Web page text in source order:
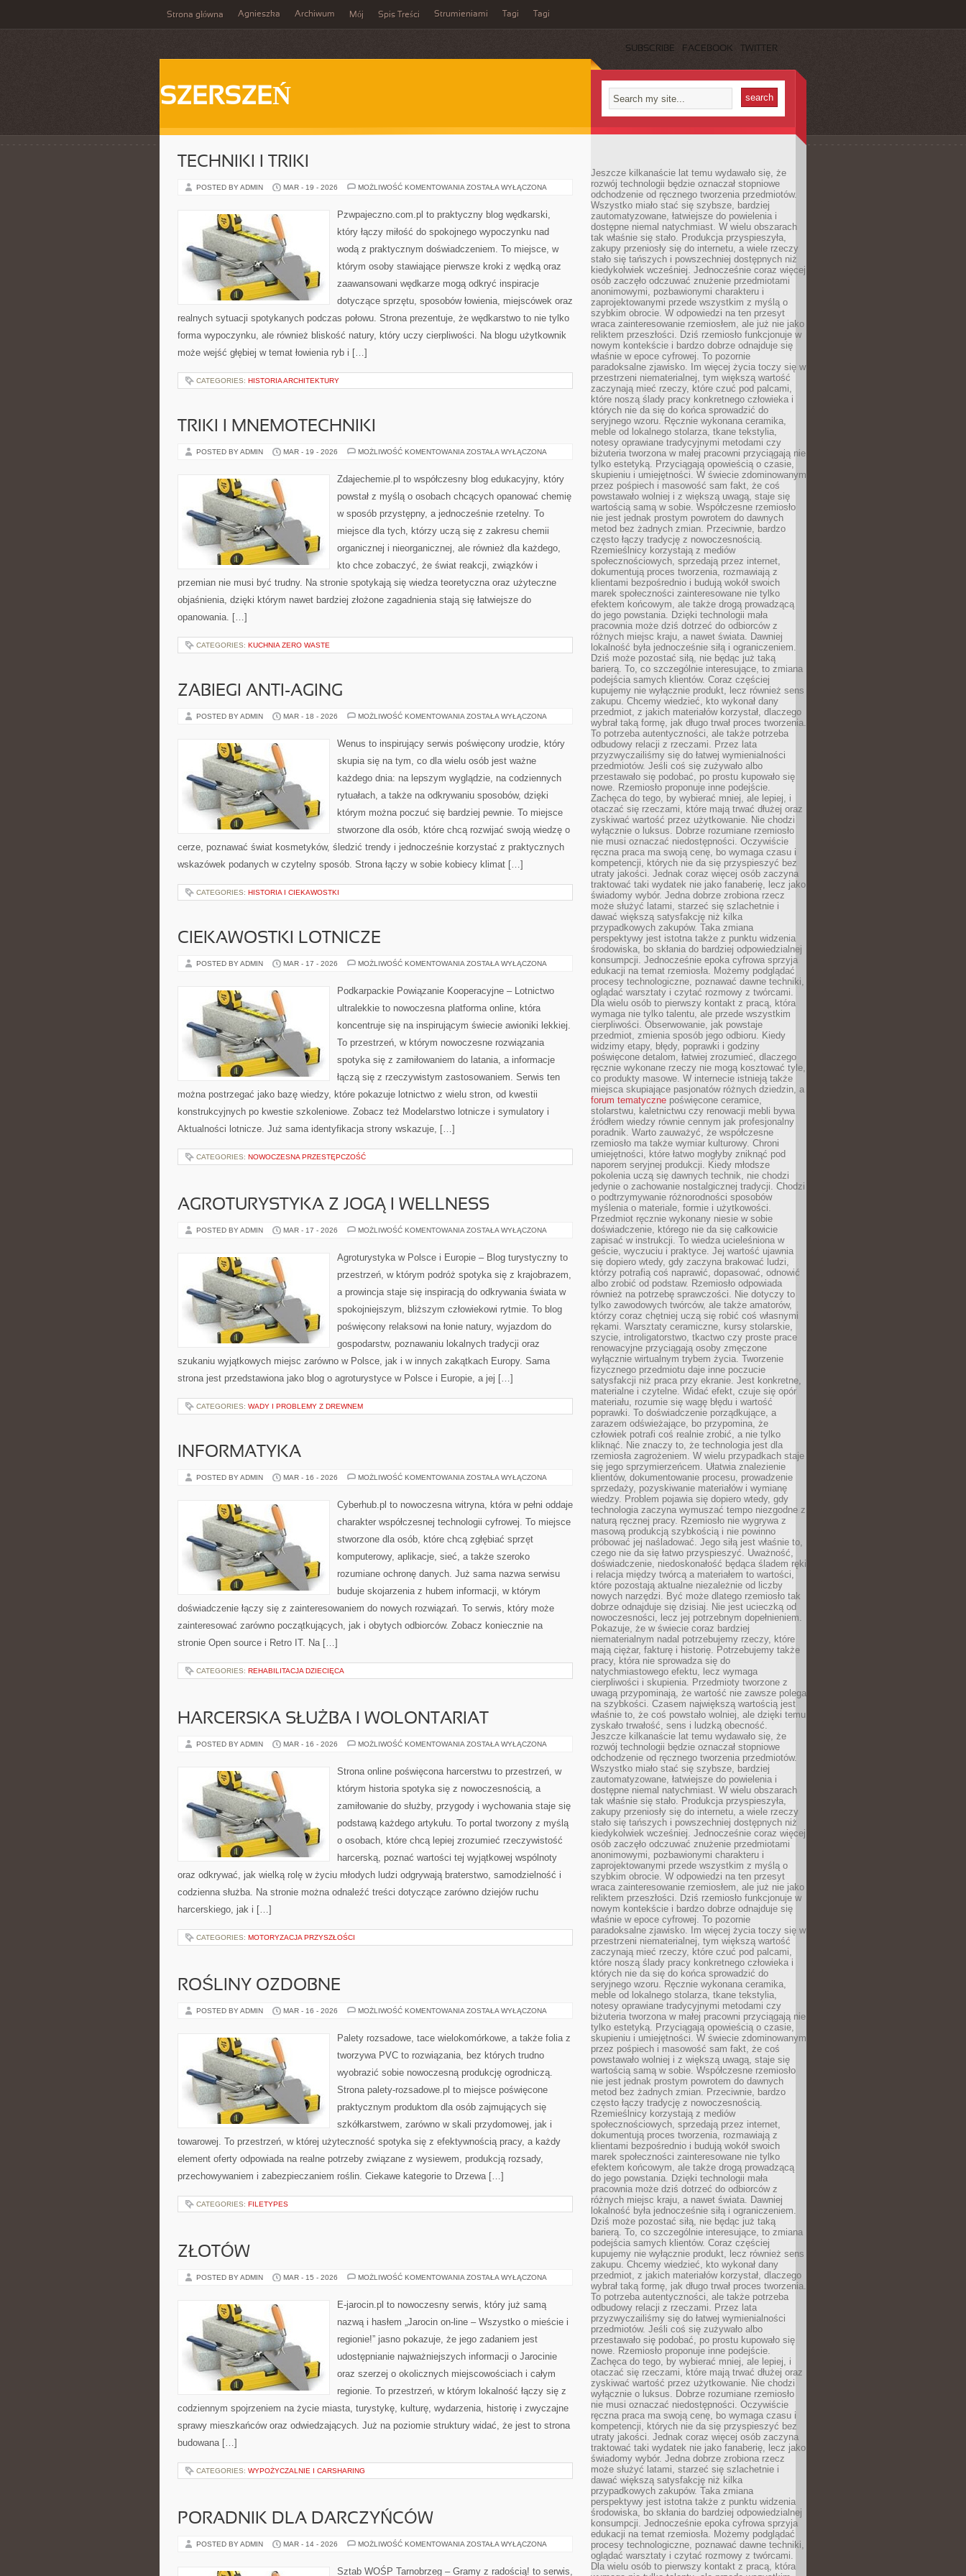
Strona główna Agnieszka Archiwum Mój Spis Treści Strumieniami Tagi Tagi
SUBSCRIBE FACEBOOK TWITTER
SZERSZEŃ
TECHNIKI I TRIKI
POSTED BY ADMIN MAR - 19 - 2026 MOŻLIWOŚĆ KOMENTOWANIA TECHNIKI
ZOSTAŁA WYŁĄCZONA
Pzwpajeczno.com.pl to praktyczny blog wędkarski,
który łączy miłość do spokojnego wypoczynku nad
wodą z praktycznym doświadczeniem. To miejsce, w
którym osoby stawiające pierwsze kroki z wędką oraz
zaawansowani wędkarze mogą odkryć inspiracje
dotyczące sprzętu, sposobów łowienia, miejscówek oraz
realnych sytuacji spotykanych podczas połowu. Strona prezentuje, że wędkarstwo to nie tylko
forma wypoczynku, ale również bliskość natury, który uczy cierpliwości. Na blogu użytkownik
może wejść głębiej w temat łowienia ryb i […]
CATEGORIES: HISTORIA ARCHITEKTURY
TRIKI I MNEMOTECHNIKI
POSTED BY ADMIN MAR - 19 - 2026 MOŻLIWOŚĆ KOMENTOWANIA TRIKI
ZOSTAŁA WYŁĄCZONA
Zdajechemie.pl to współczesny blog edukacyjny, który
powstał z myślą o osobach chcących opanować chemię
w sposób przystępny, a jednocześnie rzetelny. To
miejsce dla tych, którzy uczą się z zakresu chemii
organicznej i nieorganicznej, ale również dla każdego,
kto chce zobaczyć, że świat reakcji, związków i
przemian nie musi być trudny. Na stronie spotykają się wiedza teoretyczna oraz użyteczne
objaśnienia, dzięki którym nawet bardziej złożone zagadnienia stają się łatwiejsze do
opanowania. […]
CATEGORIES: KUCHNIA ZERO WASTE
ZABIEGI ANTI-AGING
POSTED BY ADMIN MAR - 18 - 2026 MOŻLIWOŚĆ KOMENTOWANIA ZABIEGI
ZOSTAŁA WYŁĄCZONA
Wenus to inspirujący serwis poświęcony urodzie, który
skupia się na tym, co dla wielu osób jest ważne
każdego dnia: na lepszym wyglądzie, na codziennych
rytuałach, a także na odkrywaniu sposobów, dzięki
którym można poczuć się bardziej pewnie. To miejsce
stworzone dla osób, które chcą rozwijać swoją wiedzę o
cerze, poznawać świat kosmetyków, śledzić trendy i jednocześnie korzystać z praktycznych
wskazówek podanych w czytelny sposób. Strona łączy w sobie kobiecy klimat […]
CATEGORIES: HISTORIA I CIEKAWOSTKI
CIEKAWOSTKI LOTNICZE
POSTED BY ADMIN MAR - 17 - 2026 MOŻLIWOŚĆ KOMENTOWANIA CIEKAWOSTKI
ZOSTAŁA WYŁĄCZONA
Podkarpackie Powiązanie Kooperacyjne – Lotnictwo
ultralekkie to nowoczesna platforma online, która
koncentruje się na inspirującym świecie awioniki lekkiej.
To przestrzeń, w którym nowoczesne rozwiązania
spotyka się z zamiłowaniem do latania, a informacje
łączą się z rzeczywistym zastosowaniem. Serwis ten
można postrzegać jako bazę wiedzy, które pokazuje lotnictwo z wielu stron, od kwestii
konstrukcyjnych po kwestie szkoleniowe. Zobacz też Modelarstwo lotnicze i symulatory i
Aktualności lotnicze. Już sama identyfikacja strony wskazuje, […]
CATEGORIES: NOWOCZESNA PRZESTĘPCZOŚĆ
AGROTURYSTYKA Z JOGĄ I WELLNESS
POSTED BY ADMIN MAR - 17 - 2026 MOŻLIWOŚĆ KOMENTOWANIA AGROTURYSTYKA
WELLNESS
ZOSTAŁA WYŁĄCZONA
Agroturystyka w Polsce i Europie – Blog turystyczny to
przestrzeń, w którym podróż spotyka się z krajobrazem,
a prowincja staje się inspiracją do odkrywania świata w
spokojniejszym, bliższym człowiekowi rytmie. To blog
poświęcony relaksowi na łonie natury, wyjazdom do
gospodarstw, poznawaniu lokalnych tradycji oraz
szukaniu wyjątkowych miejsc zarówno w Polsce, jak i w innych zakątkach Europy. Sama
strona jest przedstawiona jako blog o agroturystyce w Polsce i Europie, a jej […]
CATEGORIES: WADY I PROBLEMY Z DREWNEM
INFORMATYKA
POSTED BY ADMIN MAR - 16 - 2026 MOŻLIWOŚĆ KOMENTOWANIA INFORMATYKA
ZOSTAŁA WYŁĄCZONA
Cyberhub.pl to nowoczesna witryna, która w pełni oddaje
charakter współczesnej technologii cyfrowej. To miejsce
stworzone dla osób, które chcą zgłębiać sprzęt
komputerowy, aplikacje, sieć, a także szeroko
rozumiane ochronę danych. Już sama nazwa serwisu
buduje skojarzenia z hubem informacji, w którym
doświadczenie łączy się z zainteresowaniem do nowych rozwiązań. To serwis, który może
zainteresować zarówno początkujących, jak i obytych odbiorców. Zobacz koniecznie na
stronie Open source i Retro IT. Na […]
CATEGORIES: REHABILITACJA DZIECIĘCA
HARCERSKA SŁUŻBA I WOLONTARIAT
POSTED BY ADMIN MAR - 16 - 2026 MOŻLIWOŚĆ KOMENTOWANIA HARCERSKA
WOLONTARIAT
ZOSTAŁA WYŁĄCZONA
Strona online poświęcona harcerstwu to przestrzeń, w
którym historia spotyka się z nowoczesnością, a
zamiłowanie do służby, przygody i wychowania staje się
podstawą każdego artykułu. To portal tworzony z myślą
o osobach, które chcą lepiej zrozumieć rzeczywistość
harcerską, poznać wartości tej wyjątkowej wspólnoty
oraz odkrywać, jak wielką rolę w życiu młodych ludzi odgrywają braterstwo, samodzielność i
codzienna służba. Na stronie można odnaleźć treści dotyczące zarówno dziejów ruchu
harcerskiego, jak i […]
CATEGORIES: MOTORYZACJA PRZYSZŁOŚCI
ROŚLINY OZDOBNE
POSTED BY ADMIN MAR - 16 - 2026 MOŻLIWOŚĆ KOMENTOWANIA ROŚLINY
ZOSTAŁA WYŁĄCZONA
Palety rozsadowe, tace wielokomórkowe, a także folia z
tworzywa PVC to rozwiązania, bez których trudno
wyobrazić sobie nowoczesną produkcję ogrodniczą.
Strona palety-rozsadowe.pl to miejsce poświęcone
praktycznym produktom dla osób zajmujących się
szkółkarstwem, zarówno w skali przydomowej, jak i
towarowej. To przestrzeń, w której użyteczność spotyka się z efektywnością pracy, a każdy
element oferty odpowiada na realne potrzeby związane z wysiewem, produkcją rozsady,
przechowywaniem i zabezpieczaniem roślin. Ciekawe kategorie to Drzewa […]
CATEGORIES: FILETYPES
ZŁOTÓW
POSTED BY ADMIN MAR - 15 - 2026 MOŻLIWOŚĆ KOMENTOWANIA ZŁOTÓW
ZOSTAŁA WYŁĄCZONA
E-jarocin.pl to nowoczesny serwis, który już samą
nazwą i hasłem „Jarocin on-line – Wszystko o mieście i
regionie!” jasno pokazuje, że jego zadaniem jest
udostępnianie najważniejszych informacji o Jarocinie
oraz szerzej o okolicznych miejscowościach i całym
regionie. To przestrzeń, w którym lokalność łączy się z
codziennym spojrzeniem na życie miasta, turystykę, kulturę, wydarzenia, historię i zwyczajne
sprawy mieszkańców oraz odwiedzających. Już na poziomie struktury widać, że jest to strona
budowana […]
CATEGORIES: WYPOŻYCZALNIE I CARSHARING
PORADNIK DLA DARCZYŃCÓW
POSTED BY ADMIN MAR - 14 - 2026 MOŻLIWOŚĆ KOMENTOWANIA PORADNIK
ZOSTAŁA WYŁĄCZONA
Sztab WOŚP Tarnobrzeg – Gramy z radością! to serwis,
Jeszcze kilkanaście lat temu wydawało się, że
rozwój technologii będzie oznaczał stopniowe
odchodzenie od ręcznego tworzenia przedmiotów.
Wszystko miało stać się szybsze, bardziej
zautomatyzowane, łatwiejsze do powielenia i
dostępne niemal natychmiast. W wielu obszarach
tak właśnie się stało. Produkcja przyspieszyła,
zakupy przeniosły się do internetu, a wiele rzeczy
stało się tańszych i powszechniej dostępnych niż
kiedykolwiek wcześniej. Jednocześnie coraz więcej
osób zaczęło odczuwać znużenie przedmiotami
anonimowymi, pozbawionymi charakteru i
zaprojektowanymi przede wszystkim z myślą o
szybkim obrocie. W odpowiedzi na ten przesyt
wraca zainteresowanie rzemiosłem, ale już nie jako
reliktem przeszłości. Dziś rzemiosło funkcjonuje w
nowym kontekście i bardzo dobrze odnajduje się
właśnie w epoce cyfrowej. To pozornie
paradoksalne zjawisko. Im więcej życia toczy się w
przestrzeni niematerialnej, tym większą wartość
zaczynają mieć rzeczy, które czuć pod palcami,
które noszą ślady pracy konkretnego człowieka i
których nie da się do końca sprowadzić do
seryjnego wzoru. Ręcznie wykonana ceramika,
meble od lokalnego stolarza, tkane tekstylia,
notesy oprawiane tradycyjnymi metodami czy
biżuteria tworzona w małej pracowni przyciągają nie
tylko estetyką. Przyciągają opowieścią o czasie,
skupieniu i umiejętności. W świecie zdominowanym
przez pośpiech i masowość sam fakt, że coś
powstawało wolniej i z większą uwagą, staje się
wartością samą w sobie. Współczesne rzemiosło
nie jest jednak prostym powrotem do dawnych
metod bez żadnych zmian. Przeciwnie, bardzo
często łączy tradycję z nowoczesnością.
Rzemieślnicy korzystają z mediów
społecznościowych, sprzedają przez internet,
dokumentują proces tworzenia, rozmawiają z
klientami bezpośrednio i budują wokół swoich
marek społeczności zainteresowane nie tylko
efektem końcowym, ale także drogą prowadzącą
do jego powstania. Dzięki technologii mała
pracownia może dziś dotrzeć do odbiorców z
różnych miejsc kraju, a nawet świata. Dawniej
lokalność była jednocześnie siłą i ograniczeniem.
Dziś może pozostać siłą, nie będąc już taką
barierą. To, co szczególnie interesujące, to zmiana
podejścia samych klientów. Coraz częściej
kupujemy nie wyłącznie produkt, lecz również sens
zakupu. Chcemy wiedzieć, kto wykonał dany
przedmiot, z jakich materiałów korzystał, dlaczego
wybrał taką formę, jak długo trwał proces tworzenia.
To potrzeba autentyczności, ale także potrzeba
odbudowy relacji z rzeczami. Przez lata
przyzwyczailiśmy się do łatwej wymienialności
przedmiotów. Jeśli coś się zużywało albo
przestawało się podobać, po prostu kupowało się
nowe. Rzemiosło proponuje inne podejście.
Zachęca do tego, by wybierać mniej, ale lepiej, i
otaczać się rzeczami, które mają trwać dłużej oraz
zyskiwać wartość przez użytkowanie. Nie chodzi
wyłącznie o luksus. Dobrze rozumiane rzemiosło
nie musi oznaczać niedostępności. Oczywiście
ręczna praca ma swoją cenę, bo wymaga czasu i
kompetencji, których nie da się przyspieszyć bez
utraty jakości. Jednak coraz więcej osób zaczyna
traktować taki wydatek nie jako fanaberię, lecz jako
świadomy wybór. Jedna dobrze zrobiona rzecz
może służyć latami, starzeć się szlachetnie i
dawać większą satysfakcję niż kilka
przypadkowych zakupów. Taka zmiana
perspektywy jest istotna także z punktu widzenia
środowiska, bo skłania do bardziej odpowiedzialnej
konsumpcji. Jednocześnie epoka cyfrowa sprzyja
edukacji na temat rzemiosła. Możemy podglądać
procesy technologiczne, poznawać dawne techniki,
oglądać warsztaty i czytać rozmowy z twórcami.
Dla wielu osób to pierwszy kontakt z pracą, która
wymaga nie tylko talentu, ale przede wszystkim
cierpliwości. Obserwowanie, jak powstaje
przedmiot, zmienia sposób jego odbioru. Kiedy
widzimy etapy, błędy, poprawki i godziny
poświęcone detalom, łatwiej zrozumieć, dlaczego
ręcznie wykonane rzeczy nie mogą kosztować tyle,
co produkty masowe. W internecie istnieją także
miejsca skupiające pasjonatów różnych dziedzin, a
forum tematyczne poświęcone ceramice,
stolarstwu, kaletnictwu czy renowacji mebli bywa
źródłem wiedzy równie cennym jak profesjonalny
poradnik. Warto zauważyć, że współczesne
rzemiosło ma także wymiar kulturowy. Chroni
umiejętności, które łatwo mogłyby zniknąć pod
naporem seryjnej produkcji. Kiedy młodsze
pokolenia uczą się dawnych technik, nie chodzi
jedynie o zachowanie nostalgicznej tradycji. Chodzi
o podtrzymywanie różnorodności sposobów
myślenia o materiale, formie i użytkowości.
Przedmiot ręcznie wykonany niesie w sobie
doświadczenie, którego nie da się całkowicie
zapisać w instrukcji. To wiedza ucieleśniona w
geście, wyczuciu i praktyce. Jej wartość ujawnia
się dopiero wtedy, gdy zaczyna brakować ludzi,
którzy potrafią coś naprawić, dopasować, odnowić
albo zrobić od podstaw. Rzemiosło odpowiada
również na potrzebę sprawczości. Nie dotyczy to
tylko zawodowych twórców, ale także amatorów,
którzy coraz chętniej uczą się robić coś własnymi
rękami. Warsztaty ceramiczne, kursy stolarskie,
szycie, introligatorstwo, tkactwo czy proste prace
renowacyjne przyciągają osoby zmęczone
wyłącznie wirtualnym trybem życia. Tworzenie
fizycznego przedmiotu daje inne poczucie
satysfakcji niż praca przy ekranie. Jest konkretne,
materialne i czytelne. Widać efekt, czuje się opór
materiału, rozumie się wagę błędu i wartość
poprawki. To doświadczenie porządkujące, a
zarazem odświeżające, bo przypomina, że
człowiek potrafi coś realnie zrobić, a nie tylko
kliknąć. Nie znaczy to, że technologia jest dla
rzemiosła zagrożeniem. W wielu przypadkach staje
się jego sprzymierzeńcem. Ułatwia znalezienie
klientów, dokumentowanie procesu, prowadzenie
sprzedaży, pozyskiwanie materiałów i wymianę
wiedzy. Problem pojawia się dopiero wtedy, gdy
technologia zaczyna wymuszać tempo niezgodne z
naturą ręcznej pracy. Rzemiosło nie wygrywa z
masową produkcją szybkością i nie powinno
próbować jej naśladować. Jego siłą jest właśnie to,
czego nie da się łatwo przyspieszyć. Uważność,
doświadczenie, niedoskonałość będąca śladem ręki
i relacja między twórcą a materiałem to wartości,
które pozostają aktualne niezależnie od liczby
nowych narzędzi. Być może dlatego rzemiosło tak
dobrze odnajduje się dzisiaj. Nie jest ucieczką od
nowoczesności, lecz jej potrzebnym dopełnieniem.
Pokazuje, że w świecie coraz bardziej
niematerialnym nadal potrzebujemy rzeczy, które
mają ciężar, fakturę i historię. Potrzebujemy także
pracy, która nie sprowadza się do
natychmiastowego efektu, lecz wymaga
cierpliwości i skupienia. Przedmioty tworzone z
uwagą przypominają, że wartość nie zawsze polega
na szybkości. Czasem największą wartością jest
właśnie to, że coś powstało wolniej, ale dzięki temu
zyskało trwałość, sens i ludzką obecność.
Jeszcze kilkanaście lat temu wydawało się, że
rozwój technologii będzie oznaczał stopniowe
odchodzenie od ręcznego tworzenia przedmiotów.
Wszystko miało stać się szybsze, bardziej
zautomatyzowane, łatwiejsze do powielenia i
dostępne niemal natychmiast. W wielu obszarach
tak właśnie się stało. Produkcja przyspieszyła,
zakupy przeniosły się do internetu, a wiele rzeczy
stało się tańszych i powszechniej dostępnych niż
kiedykolwiek wcześniej. Jednocześnie coraz więcej
osób zaczęło odczuwać znużenie przedmiotami
anonimowymi, pozbawionymi charakteru i
zaprojektowanymi przede wszystkim z myślą o
szybkim obrocie. W odpowiedzi na ten przesyt
wraca zainteresowanie rzemiosłem, ale już nie jako
reliktem przeszłości. Dziś rzemiosło funkcjonuje w
nowym kontekście i bardzo dobrze odnajduje się
właśnie w epoce cyfrowej. To pozornie
paradoksalne zjawisko. Im więcej życia toczy się w
przestrzeni niematerialnej, tym większą wartość
zaczynają mieć rzeczy, które czuć pod palcami,
które noszą ślady pracy konkretnego człowieka i
których nie da się do końca sprowadzić do
seryjnego wzoru. Ręcznie wykonana ceramika,
meble od lokalnego stolarza, tkane tekstylia,
notesy oprawiane tradycyjnymi metodami czy
biżuteria tworzona w małej pracowni przyciągają nie
tylko estetyką. Przyciągają opowieścią o czasie,
skupieniu i umiejętności. W świecie zdominowanym
przez pośpiech i masowość sam fakt, że coś
powstawało wolniej i z większą uwagą, staje się
wartością samą w sobie. Współczesne rzemiosło
nie jest jednak prostym powrotem do dawnych
metod bez żadnych zmian. Przeciwnie, bardzo
często łączy tradycję z nowoczesnością.
Rzemieślnicy korzystają z mediów
społecznościowych, sprzedają przez internet,
dokumentują proces tworzenia, rozmawiają z
klientami bezpośrednio i budują wokół swoich
marek społeczności zainteresowane nie tylko
efektem końcowym, ale także drogą prowadzącą
do jego powstania. Dzięki technologii mała
pracownia może dziś dotrzeć do odbiorców z
różnych miejsc kraju, a nawet świata. Dawniej
lokalność była jednocześnie siłą i ograniczeniem.
Dziś może pozostać siłą, nie będąc już taką
barierą. To, co szczególnie interesujące, to zmiana
podejścia samych klientów. Coraz częściej
kupujemy nie wyłącznie produkt, lecz również sens
zakupu. Chcemy wiedzieć, kto wykonał dany
przedmiot, z jakich materiałów korzystał, dlaczego
wybrał taką formę, jak długo trwał proces tworzenia.
To potrzeba autentyczności, ale także potrzeba
odbudowy relacji z rzeczami. Przez lata
przyzwyczailiśmy się do łatwej wymienialności
przedmiotów. Jeśli coś się zużywało albo
przestawało się podobać, po prostu kupowało się
nowe. Rzemiosło proponuje inne podejście.
Zachęca do tego, by wybierać mniej, ale lepiej, i
otaczać się rzeczami, które mają trwać dłużej oraz
zyskiwać wartość przez użytkowanie. Nie chodzi
wyłącznie o luksus. Dobrze rozumiane rzemiosło
nie musi oznaczać niedostępności. Oczywiście
ręczna praca ma swoją cenę, bo wymaga czasu i
kompetencji, których nie da się przyspieszyć bez
utraty jakości. Jednak coraz więcej osób zaczyna
traktować taki wydatek nie jako fanaberię, lecz jako
świadomy wybór. Jedna dobrze zrobiona rzecz
może służyć latami, starzeć się szlachetnie i
dawać większą satysfakcję niż kilka
przypadkowych zakupów. Taka zmiana
perspektywy jest istotna także z punktu widzenia
środowiska, bo skłania do bardziej odpowiedzialnej
konsumpcji. Jednocześnie epoka cyfrowa sprzyja
edukacji na temat rzemiosła. Możemy podglądać
procesy technologiczne, poznawać dawne techniki,
oglądać warsztaty i czytać rozmowy z twórcami.
Dla wielu osób to pierwszy kontakt z pracą, która